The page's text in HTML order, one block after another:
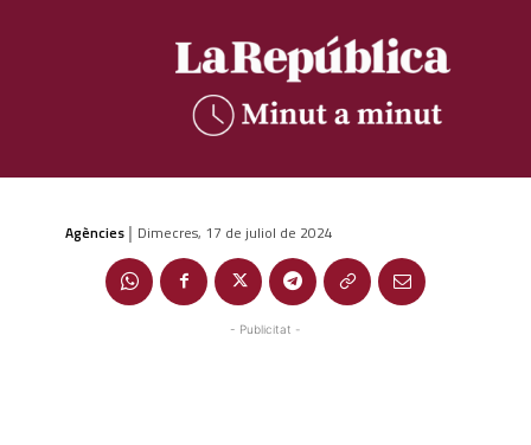
Agències | Dimecres, 17 de juliol de 2024
- Publicitat -